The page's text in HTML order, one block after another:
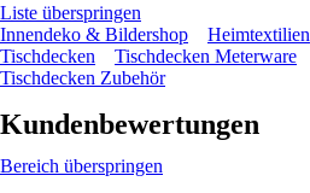
Liste überspringen
Innendeko & Bildershop
Heimtextilien
Tischdecken
Tischdecken Meterware
Tischdecken Zubehör
Kundenbewertungen
Bereich überspringen